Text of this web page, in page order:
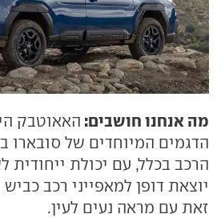
מה אנחנו חושבים: האאוטבק
הדגמים המיוחדים של סובארו
הרכב בכלל, עם יכולת ייחודית
יוצאת דופן למאפייני רכב
זאת עם מראה נעים לעין.